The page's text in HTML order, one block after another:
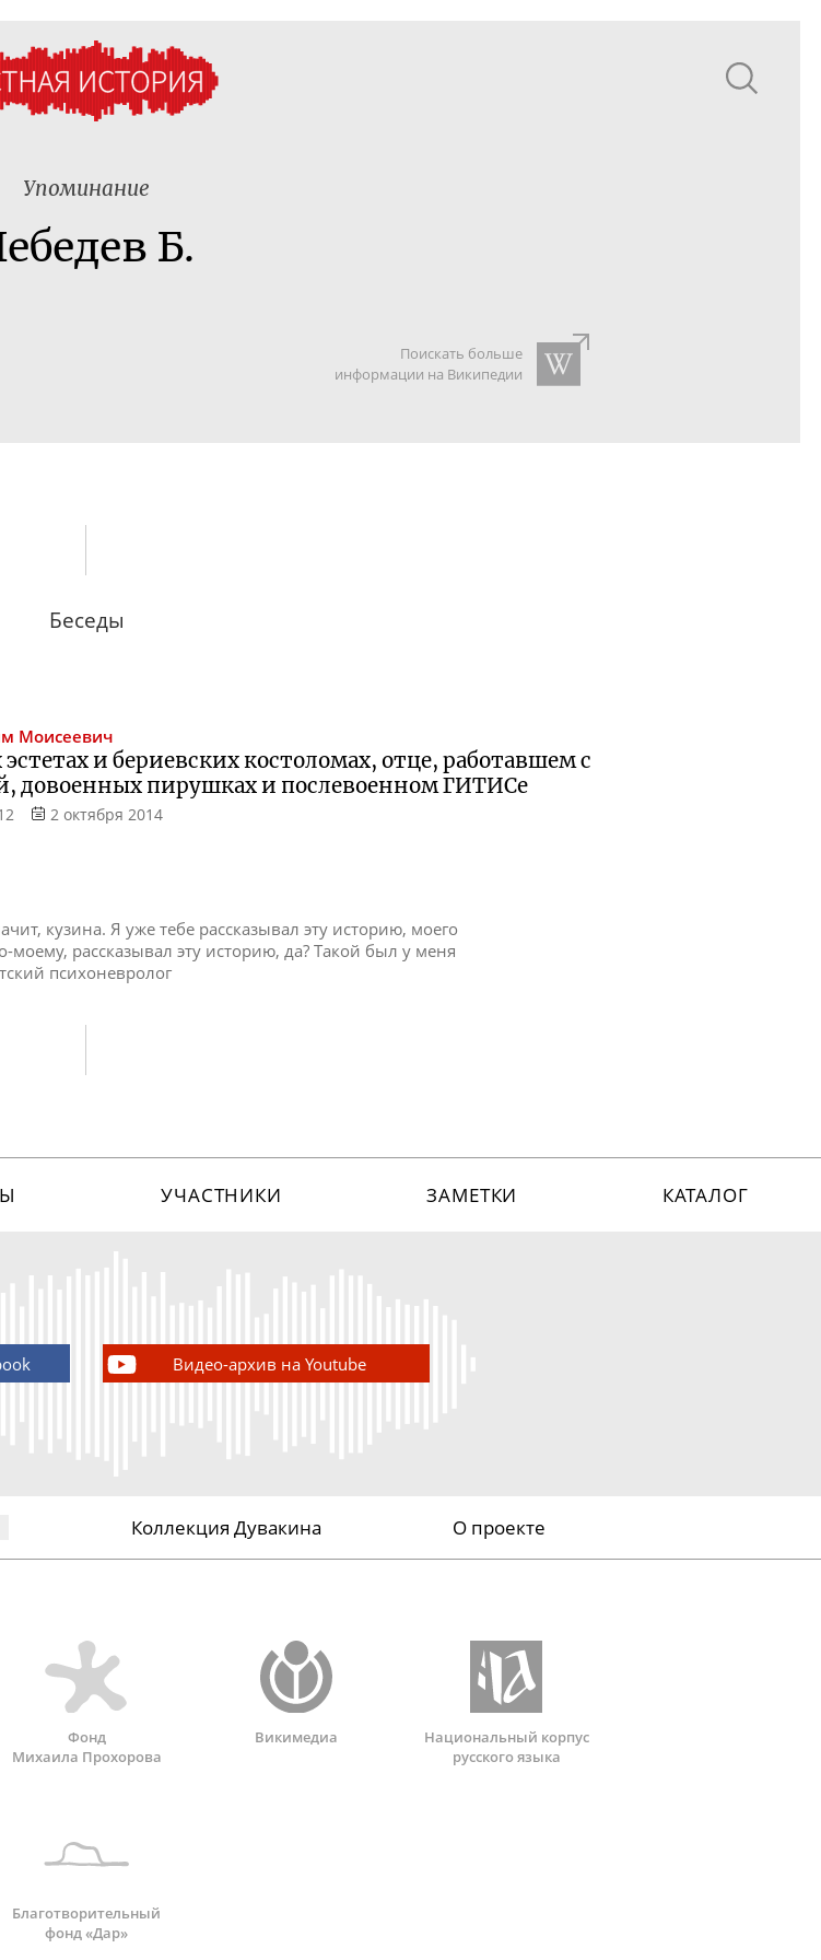
Упоминание
Б.
Поискать больше
информации на Википедии
Беседы
Моисеевич
и бериевских костоломах, отце, работавшем с
довоенных пирушках и послевоенном ГИТИСе
2 октября 2014
кузина. Я уже тебе рассказывал эту историю, моего
моему, рассказывал эту историю, да? Такой был у меня
психоневролог
УЧАСТНИКИ ЗАМЕТКИ КАТАЛОГ
Видео-архив на Youtube
Коллекция Дувакина О проекте
Фонд
Михаила Прохорова
Викимедиа
Национальный корпус
русского языка
Благотворительный
фонд «Дар»